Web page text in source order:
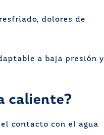
dolores de
a baja presión y
caliente?
contacto con el agua